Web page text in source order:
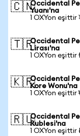
🇨🇳Occidental
Yuanı'na
1 OXYon eşittir
🇹🇷Occidental
Lirası'na
1 OXYon
🇰🇷Occidental
Kore Wonu'na
1 OXYon eşittir
🇷🇺Occidental
Rublesi'na
1 OXYon eşittir